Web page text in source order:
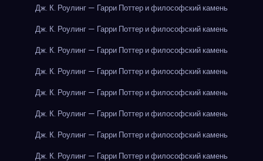
Дж. К. Роулинг — Гарри Поттер и философский камень
Дж. К. Роулинг — Гарри Поттер и философский камень
Дж. К. Роулинг — Гарри Поттер и философский камень
Дж. К. Роулинг — Гарри Поттер и философский камень
Дж. К. Роулинг — Гарри Поттер и философский камень
Дж. К. Роулинг — Гарри Поттер и философский камень
Дж. К. Роулинг — Гарри Поттер и философский камень
Дж. К. Роулинг — Гарри Поттер и философский камень